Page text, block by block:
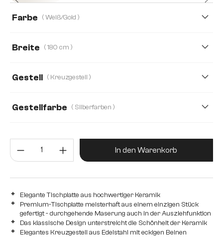
Farbe ( Weiß/Gold )
Breite ( 180 cm )
Gestell ( Kreuzgestell )
Gestellfarbe ( Silberfarben )
Produkt Anzahl: Gib den
In den Warenkorb
Elegante Tischplatte aus hochwertiger Keramik
Premium-Tischplatte meisterhaft aus einem einzigen Stück
gefertigt - durchgehende Maserung auch in der Ausziehfunktion
Das klassische Design unterstreicht die Schönheit der Keramik
Elegantes Kreuzgestell aus Edelstahl mit eckigen Beinen